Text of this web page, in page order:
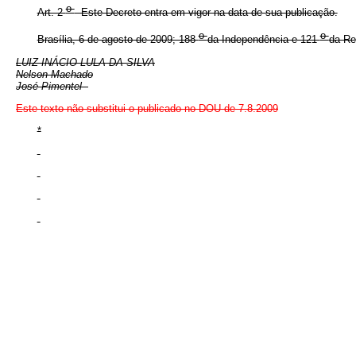
Art. 2oEste Decreto entra em vigor na data de sua publicação.
Brasília, 6 de agosto de 2009; 188oda Independência e 121oda
LUIZ INÁCIO LULA DA SILVA
Nelson Machado
José Pimentel
Este texto não substitui o publicado no DOU de 7.8.2009
*